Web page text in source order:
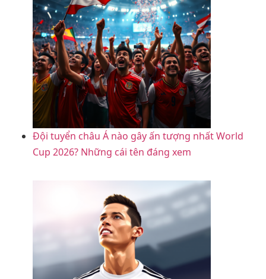
Đội tuyển châu Á nào gây ấn tượng nhất World
Cup 2026? Những cái tên đáng xem